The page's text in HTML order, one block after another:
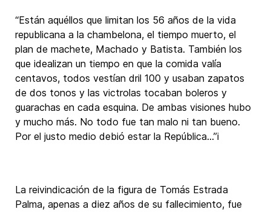
“Están aquéllos que limitan los 56 años de la vida
republicana a la chambelona, el tiempo muerto, el
plan de machete, Machado y Batista. También los
que idealizan un tiempo en que la comida valía
centavos, todos vestían dril 100 y usaban zapatos
de dos tonos y las victrolas tocaban boleros y
guarachas en cada esquina. De ambas visiones hubo
y mucho más. No todo fue tan malo ni tan bueno.
Por el justo medio debió estar la República…”i
La reivindicación de la figura de Tomás Estrada
Palma, apenas a diez años de su fallecimiento, fue